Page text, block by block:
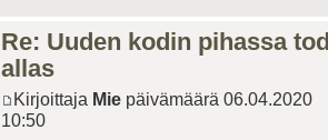
Re: Uuden kodin pihassa
allas
Kirjoittaja Mie päivämäärä 06.04.2020
10:50